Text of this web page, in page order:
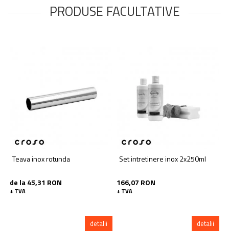
PRODUSE FACULTATIVE
Teava inox rotunda
de la 45,31 RON
+ TVA
detalii
Set intretinere inox 2x250ml
166,07 RON
+ TVA
detalii